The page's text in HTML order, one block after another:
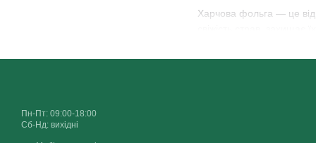
Харчова фольга — це
продукти, не рвучи при
Широкий
Пн-Пт: 09:00-18:00
Сб-Нд: вихідні